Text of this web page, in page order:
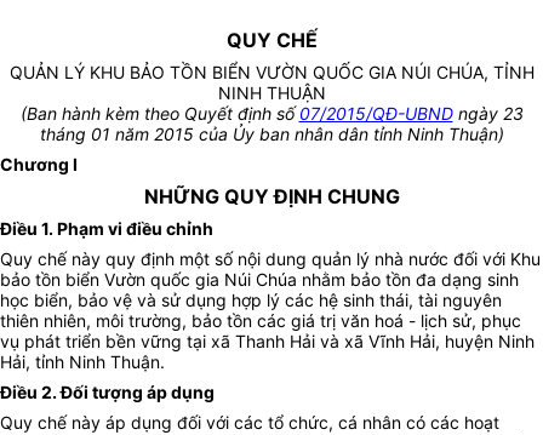
QUY CHẾ
QUẢN LÝ KHU BẢO TỒN BIỂN VƯỜN QUỐC GIA NÚI CHÚA, TỈNH
NINH THUẬN
(Ban hành kèm theo Quyết định số07/2015/QĐ-UBNDngày 23
tháng 01 năm 2015 của Ủy ban nhân dân tỉnh Ninh Thuận)
Chương I
NHỮNG QUY ĐỊNH CHUNG
Điều 1. Phạm vi điều chỉnh
Quy chế này quy định một số nội dung quản lý nhà nước đối với Khu
bảo tồn biển Vườn quốc gia Núi Chúa nhằm bảo tồn đa dạng sinh
học biển, bảo vệ và sử dụng hợp lý các hệ sinh thái, tài nguyên
thiên nhiên, môi trường, bảo tồn các giá trị văn hoá - lịch sử, phục
vụ phát triển bền vững tại xã Thanh Hải và xã Vĩnh Hải, huyện Ninh
Hải, tỉnh Ninh Thuận.
Điều 2. Đối tượng áp dụng
Quy chế này áp dụng đối với các tổ chức, cá nhân có các hoạt